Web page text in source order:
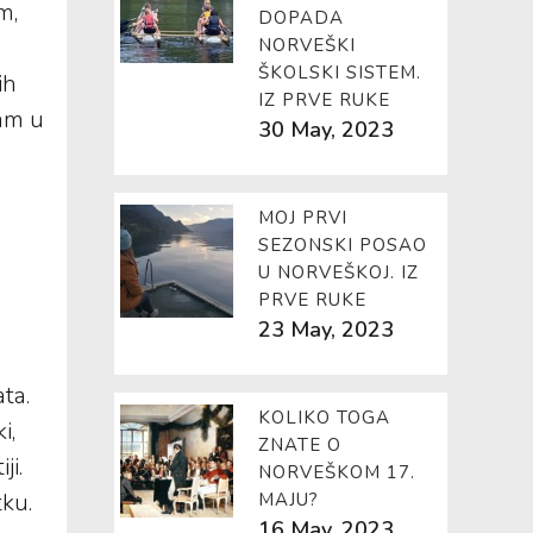
u
DOPADA
NORVEŠKI
ŠKOLSKI SISTEM.
IZ PRVE RUKE
30 May, 2023
MOJ PRVI
SEZONSKI POSAO
U NORVEŠKOJ. IZ
PRVE RUKE
23 May, 2023
KOLIKO TOGA
ZNATE O
NORVEŠKOM 17.
MAJU?